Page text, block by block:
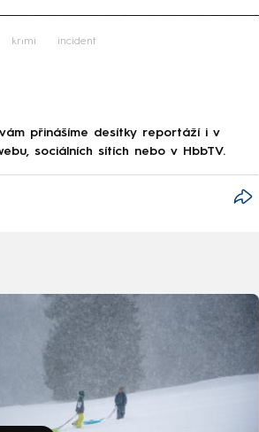
krimi incident
přinášíme desítky reportáží i v
sociálních sítích nebo v HbbTV.